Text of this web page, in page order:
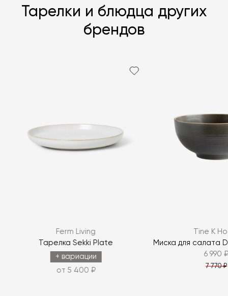
Тарелки и блюдца других
брендов
Ferm Living
Тарелка Sekki Plate
+ вариации
от 5 400 ₽
Tine K
Миска для салата
6 990 ₽
7 770 ₽